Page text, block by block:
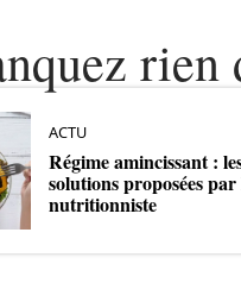
rien
ACTU
Régime amincissant :
solutions proposées par
nutritionniste